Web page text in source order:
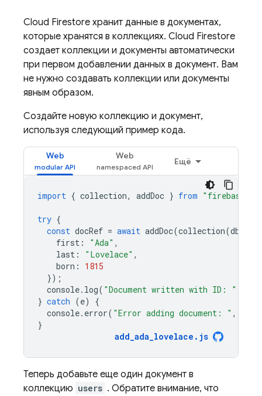
Cloud Firestore хранит данные в документах,
которые хранятся в коллекциях. Cloud Firestore
создает коллекции и документы автоматически
при первом добавлении данных в документ. Вам
не нужно создавать коллекции или документы
явным образом.
Создайте новую коллекцию и документ,
используя следующий пример кода.
Web Web
Ещё
import { collection, addDoc } from "firebase/
try {
const docRef = await addDoc(collection(db
first : "Ada" ,
last : "Lovelace" ,
born :
1815
});
console. log( "Document written with ID: "
} catch (e)
{
console. error( "Error adding document: " ,
}
add_ada_lovelace . js
Теперь добавьте еще один документ в
коллекцию users . Обратите внимание, что